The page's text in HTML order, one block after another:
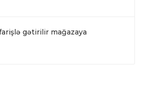
gətirilir mağazaya